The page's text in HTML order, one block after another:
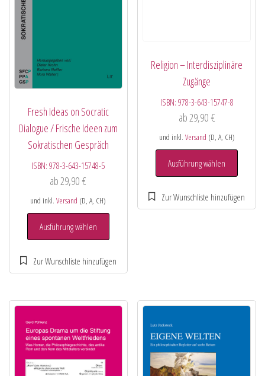
Fresh Ideas on Socratic
Dialogue / Frische Ideen zum
Sokratischen Gespräch
ISBN:978-3-643-15748-5
ab29,90€
und inkl.Versand (D, A, CH)
Ausführung wählen
Religion – Interdisziplinäre
Zugänge
ISBN: 978-3-643-15747-8
ab29,90 €
und inkl. Versand (D, A, CH)
Ausführung wählen